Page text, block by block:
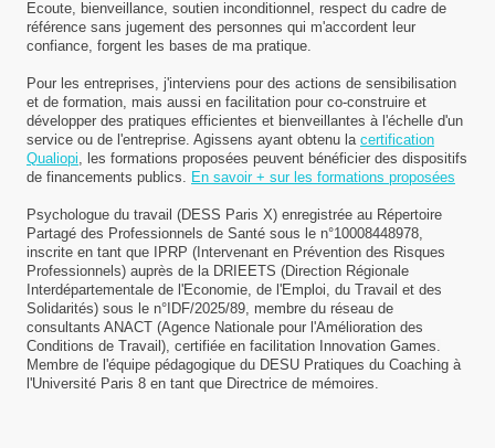
Ecoute, bienveillance, soutien inconditionnel, respect du cadre de
référence sans jugement des personnes qui m'accordent leur
confiance, forgent les bases de ma pratique.
Pour les entreprises, j'interviens pour des actions de sensibilisation
et de formation, mais aussi en facilitation pour co-construire et
développer des pratiques efficientes et bienveillantes à l'échelle d'un
service ou de l'entreprise. Agissens ayant obtenu la certification
Qualiopi, les formations proposées peuvent bénéficier des dispositifs
de financements publics. En savoir + sur les formations proposées
Psychologue du travail (DESS Paris X) enregistrée au Répertoire
Partagé des Professionnels de Santé sous le n°10008448978,
inscrite en tant que IPRP (Intervenant en Prévention des Risques
Professionnels) auprès de la DRIEETS (Direction Régionale
Interdépartementale de l'Economie, de l'Emploi, du Travail et des
Solidarités) sous le n°IDF/2025/89, membre du réseau de
consultants ANACT (Agence Nationale pour l'Amélioration des
Conditions de Travail), certifiée en facilitation Innovation Games.
Membre de l'équipe pédagogique du DESU Pratiques du Coaching à
l'Université Paris 8 en tant que Directrice de mémoires.